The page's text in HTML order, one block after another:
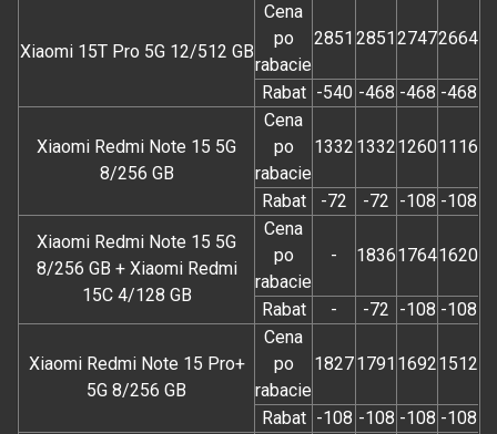
Xiaomi 15T Pro 5G 12/512 GB
Cena
po
rabacie
2851 2851 27472664
Rabat -540 -468 -468 -468
Xiaomi Redmi Note 15 5G
8/256 GB
Cena
po
rabacie
1332 133212601116
Rabat -72 -72 -108 -108
Xiaomi Redmi Note 15 5G
8/256 GB + Xiaomi Redmi
15C 4/128 GB
Cena
po
rabacie
- 183617641620
Rabat - -72 -108 -108
Xiaomi Redmi Note 15 Pro+
5G 8/256 GB
Cena
po
rabacie
18271791 16921512
Rabat -108 -108 -108 -108